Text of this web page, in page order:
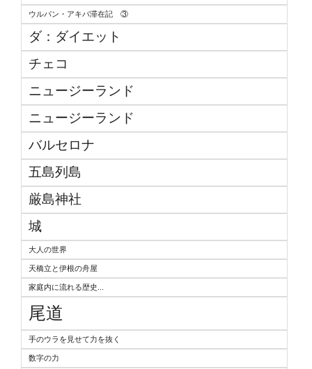
ウルパン・アキバ滞在記 ③
ダ：ダイエット
チェコ
ニュージーランド
ニュージーランド
バルセロナ
五島列島
厳島神社
城
大人の世界
天橋立と伊根の舟屋
家庭内に流れる歴史...
尾道
手のウラを見せて力を抜く
数字の力